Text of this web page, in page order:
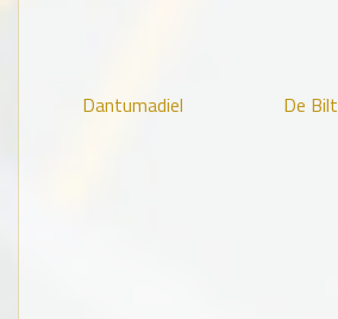
Dantumadiel De Bilt